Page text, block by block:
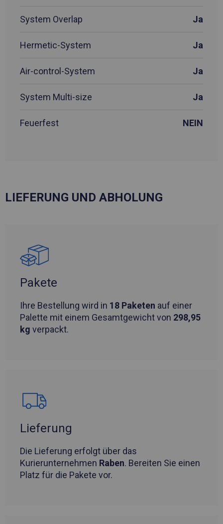
System Overlap Ja
Hermetic-System Ja
Air-control-System Ja
System Multi-size Ja
Feuerfest NEIN
LIEFERUNG UND ABHOLUNG
Pakete
Ihre Bestellung wird in 18 Paketen auf einer
Palette mit einem Gesamtgewicht von 298,95
kg verpackt.
Lieferung
Die Lieferung erfolgt über das
Kurierunternehmen Raben. Bereiten Sie einen
Platz für die Pakete vor.